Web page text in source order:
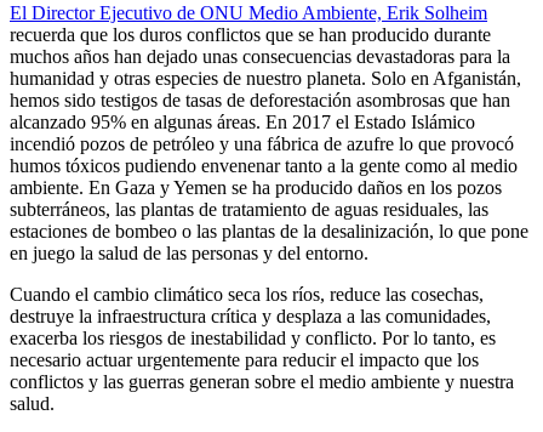
El Director Ejecutivo de ONU Medio Ambiente, Erik Solheim
recuerda que los duros conflictos que se han producido durante
muchos años han dejado unas consecuencias devastadoras para la
humanidad y otras especies de nuestro planeta. Solo en Afganistán,
hemos sido testigos de tasas de deforestación asombrosas que han
alcanzado 95% en algunas áreas. En 2017 el Estado Islámico
incendió pozos de petróleo y una fábrica de azufre lo que provocó
humos tóxicos pudiendo envenenar tanto a la gente como al medio
ambiente. En Gaza y Yemen se ha producido daños en los pozos
subterráneos, las plantas de tratamiento de aguas residuales, las
estaciones de bombeo o las plantas de la desalinización, lo que pone
en juego la salud de las personas y del entorno.
Cuando el cambio climático seca los ríos, reduce las cosechas,
destruye la infraestructura crítica y desplaza a las comunidades,
exacerba los riesgos de inestabilidad y conflicto. Por lo tanto, es
necesario actuar urgentemente para reducir el impacto que los
conflictos y las guerras generan sobre el medio ambiente y nuestra
salud.